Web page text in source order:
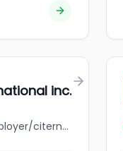
inc.
jobbank.gc.ca/browsejobs/employer/citerne+almac+international+inc./ca